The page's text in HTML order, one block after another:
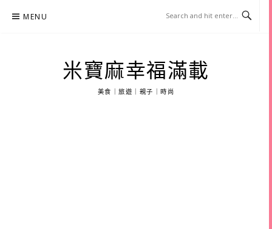
MENU
米寶麻幸福滿載
美食｜旅遊｜親子｜時尚